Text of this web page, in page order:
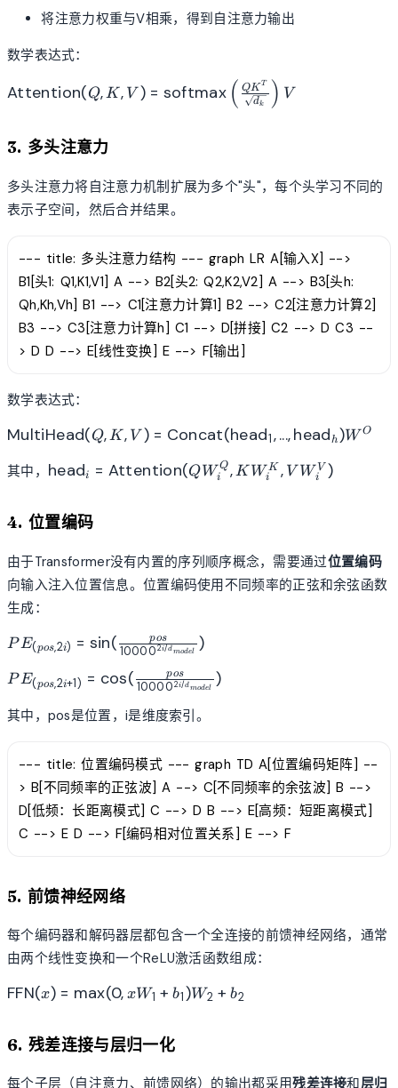
将注意力权重与V相乘，得到自注意力输出
数学表达式：
\text{Attention}(Q, K, V) =
\text{softmax}\left(\frac{QK^T}
Attention(Q,K, V ) = softmax ( dk
QK T ) V
3. 多头注意力
多头注意力将自注意力机制扩展为多个"头"，每个头学习不同的
表示子空间，然后合并结果。
--- title: 多头注意力结构 --- graph LR A[输入X] -->
B1[头1: Q1,K1,V1] A --> B2[头2: Q2,K2,V2] A --> B3[头h:
Qh,Kh,Vh] B1 --> C1[注意力计算1] B2 --> C2[注意力计算2]
B3 --> C3[注意力计算h] C1 --> D[拼接] C2 --> D C3 --
> D D --> E[线性变换] E --> F[输出]
数学表达式：
\text{MultiHead}(Q,
\text{Concat}
\text{head}_h)W^O
MultiHead(Q,K, V ) = Concat(head1 ,...,headh)W O
其中， \text{head}_i =
KW_i^K,
headi = Attention(QWi
Q,K Wi
K , V Wi
V )
4. 位置编码
由于Transformer没有内置的序列顺序概念，需要通过位置编码
向输入注入位置信息。位置编码使用不同频率的正弦和余弦函数
生成：
PE_{(pos,2i)} =
\sin(\frac{pos}
{10000^{2i/d_{model}}})
PE(pos,2i) = sin( 100002i/dmodel
pos
)
PE_{(pos,2i+1)} =
\cos(\frac{pos}
{10000^{2i/d_{model}}})
PE(pos,2i+1) = cos( 100002i/dmodel
pos )
其中，pos是位置，i是维度索引。
--- title: 位置编码模式 --- graph TD A[位置编码矩阵] --
> B[不同频率的正弦波] A --> C[不同频率的余弦波] B -->
D[低频：长距离模式] C --> D B --> E[高频：短距离模式]
C --> E D --> F[编码相对位置关系] E --> F
5. 前馈神经网络
每个编码器和解码器层都包含一个全连接的前馈神经网络，通常
由两个线性变换和一个ReLU激活函数组成：
\text{FFN}
xW_1 +
FFN(x) = max(0, xW1 + b1 )W2 + b2
6. 残差连接与层归一化
每个子层（自注意力、前馈网络）的输出都采用残差连接和层归